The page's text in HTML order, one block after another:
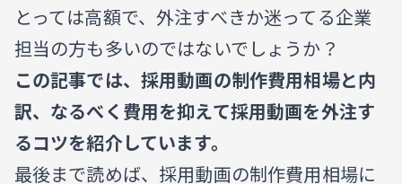
とっては高額で、外注すべきか迷ってる企業
担当の方も多いのではないでしょうか？
この記事では、採用動画の制作費用相場と内
訳、なるべく費用を抑えて採用動画を外注す
るコツを紹介しています。
最後まで読めば、採用動画の制作費用相場に